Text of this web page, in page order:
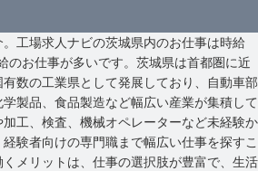
工場求人ナビの茨城県内のお仕事は時給
お仕事が多いです。茨城県は首都圏に近
数の工業県として発展しており、自動車部
製品、食品製造など幅広い産業が集積して
工、検査、機械オペレーターなど未経験か
験者向けの専門職まで幅広い仕事を探すこ
メリットは、仕事の選択肢が豊富で、生活